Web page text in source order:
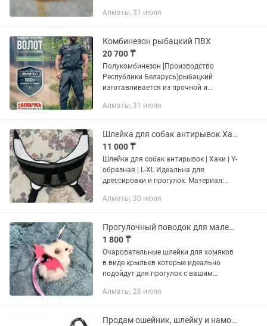
Алматы, 31 июля
Комбинезон рыбацкий ПВХ
20 700 ₸
Полукомбинезон [Производство
Республики Беларусь)рыбацкий
изготавливается из прочной и
высоких мужских сапог на плотной
механическим...
Алматы, 31 июля
Шлейка для собак антирывок Хаки Y-образная L-XL
11 000 ₸
Шлейка для собак антирывок | Хаки | Y-
образная | L-XL Идеальна для
дрессировки и прогулок. Материал:
стеганая подкладка. Не натирает
Алматы, 30 июля
Прогулочный поводок для маленьких питомцев (хомяки, крысы, свинки и тд)
1 800 ₸
Очаровательные шлейки для хомяков
в виде крыльев которые идеально
подойдут для прогулок с вашим
цветах - строгий черный для
розовый для...
Алматы, 28 июля
Продам ошейник, шлейку и намордник.